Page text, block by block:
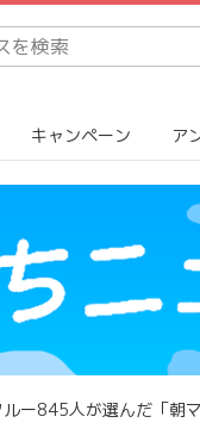
キャンペーン ア
ー845人が選んだ「朝